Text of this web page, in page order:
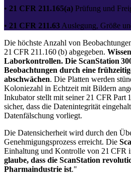
• 21 CFR 211.165(a) Prüfung und
• 21 CFR 211.63 Auslegung, Größe
Die höchste Anzahl von
21 CFR 211.160 (b) abgegeben.
Laborkontrollen. Die ScanStation
Beobachtungen durch eine
abschwächen. Die Platten werden
Koloniezahl in Echtzeit mit Bildern
Inkubator stellt mit seiner 21 CFR Part
sicher, dass die Datenintegrität
Datenfälschung vorliegt.
Die Datensicherheit wird durch den
Genehmigungsprozess erreicht. Die
Einhaltung und Kontrolle von 21 CFR
glaube, dass die ScanStation
Pharmaindustrie ist."